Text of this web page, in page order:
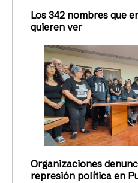
Los 342 nombres que
quieren ver
Organizaciones
represión política en